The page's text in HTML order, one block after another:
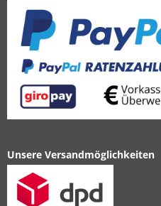
Unsere Versandmöglichkeiten